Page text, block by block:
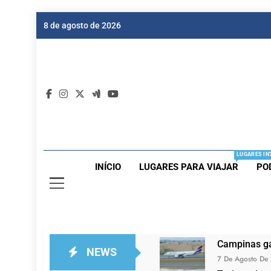
8 de agosto de 2026
INÍCIO LUGARES PARA VIAJAR
LUGARES
NEWS
Campinas
7 De Agosto